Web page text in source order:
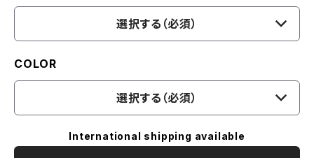
選択する（必須）
COLOR
選択する（必須）
International shipping available